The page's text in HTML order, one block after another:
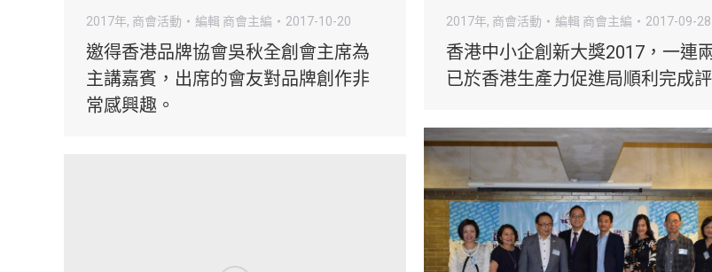
2017年, 商會活動 編輯 商會主編 2017-10-20
邀得香港品牌協會吳秋全創會主席為
主講嘉賓，出席的會友對品牌創作非
常感興趣。
2017年, 商會活動 編輯 商會主編 2017-09-28
香港中小企創新大獎2017，一連
已於香港生產力促進局順利完成